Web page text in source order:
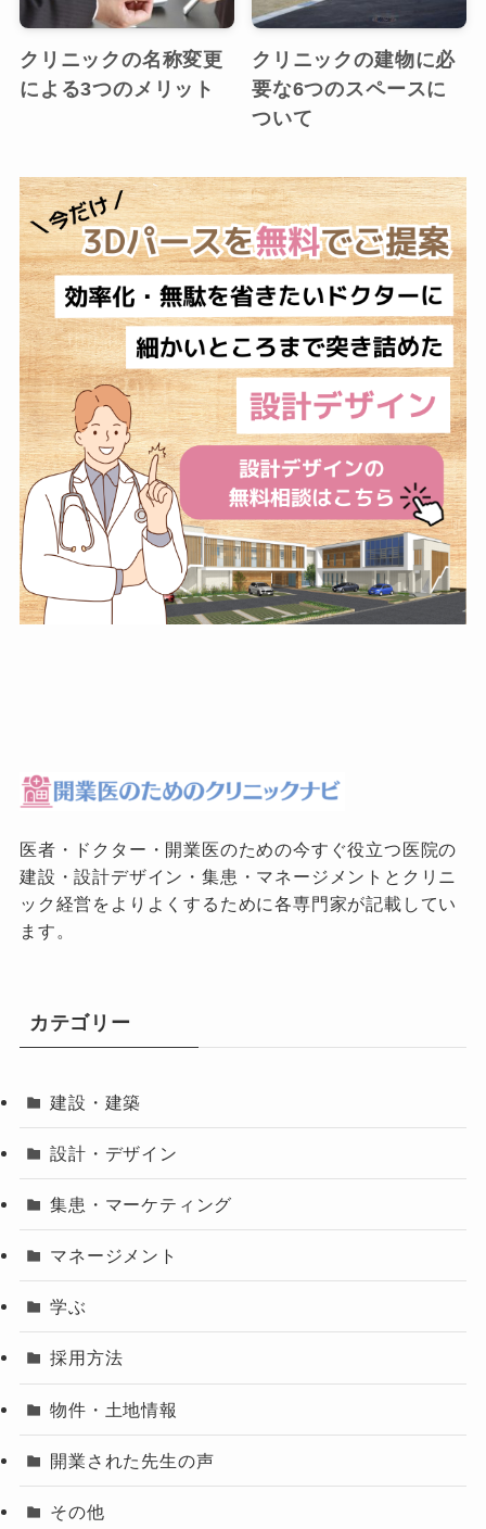
クリニックの名称変更
による3つのメリット
クリニックの建物に必
要な6つのスペースに
ついて
医者・ドクター・開業医のための今すぐ役立つ医院の
建設・設計デザイン・集患・マネージメントとクリニ
ック経営をよりよくするために各専門家が記載してい
ます。
カテゴリー
建設・建築
設計・デザイン
集患・マーケティング
マネージメント
学ぶ
採用方法
物件・土地情報
開業された先生の声
その他